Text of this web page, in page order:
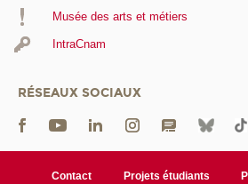
Musée des arts et métiers
IntraCnam
RÉSEAUX SOCIAUX
Contact Projets étudiants